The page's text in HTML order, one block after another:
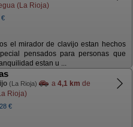
(La Rioja)
€
el mirador de clavijo estan hechos
pensados para personas que
estan u ...
(La Rioja) a 4,1 km de
Rioja)
28 €